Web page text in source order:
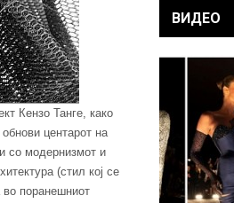
Кензо Танге, како
центарот на
со модернизмот и
(стил кој се
во поранешниот
ВИДЕО